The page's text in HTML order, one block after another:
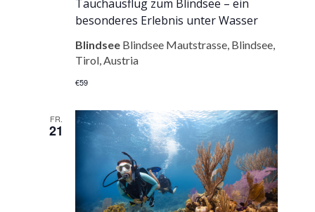
Tauchausflug zum Blindsee – ein
besonderes Erlebnis unter Wasser
Blindsee Blindsee Mautstrasse, Blindsee,
Tirol, Austria
€59
FR.
21